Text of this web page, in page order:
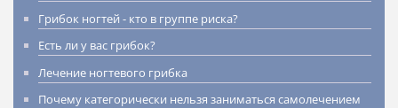
Грибок ногтей - кто в группе риска?
Есть ли у вас грибок?
Лечение ногтевого грибка
Почему категорически нельзя заниматься самолечением